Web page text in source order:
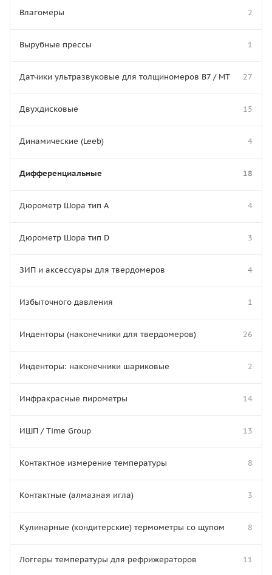
Влагомеры 2
Вырубные прессы 1
Датчики ультразвуковые для толщиномеров В7 / МТ 27
Двухдисковые 15
Динамические (Leeb) 4
Дифференциальные 18
Дюрометр Шора тип A 4
Дюрометр Шора тип D 3
ЗИП и аксессуары для твердомеров 4
Избыточного давления 1
Инденторы (наконечники для твердомеров) 26
Инденторы: наконечники шариковые 2
Инфракрасные пирометры 14
ИШП / Time Group 13
Контактное измерение температуры 8
Контактные (алмазная игла) 3
Кулинарные (кондитерские) термометры со щупом 8
Логгеры температуры для рефрижераторов 11